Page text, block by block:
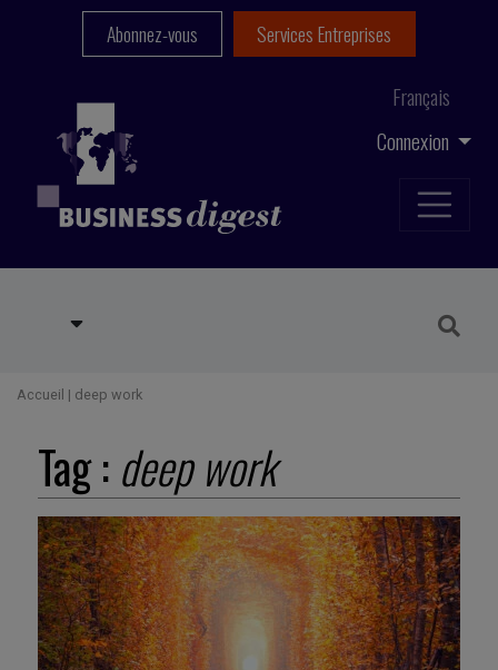
Connexion
Français
Abonnez-vous Services Entreprises
Accueil | deep work
Tag : deep work